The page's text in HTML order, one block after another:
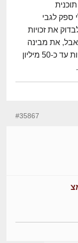
ספק לגבי
את זכויות
אבל, את מבינה
שבבדיקה ראשונית שווי חלקה זו יכול להיות עד כ-50 מיליון
#35867